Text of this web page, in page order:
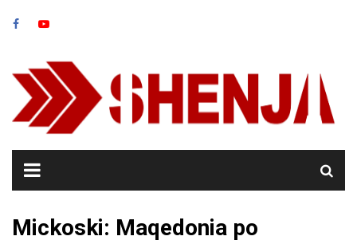
Mickoski: Maqedonia po